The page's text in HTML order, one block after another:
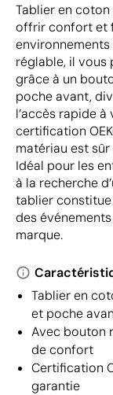
Tablier en
offrir confort et
environnements
réglable, il vous
grâce à un
poche avant,
l’accès rapide
certification
matériau est
Idéal pour les
à la recherche
tablier
des
marque.
Tablier en
et poche
Avec bouton
de confort
Certification
garantie